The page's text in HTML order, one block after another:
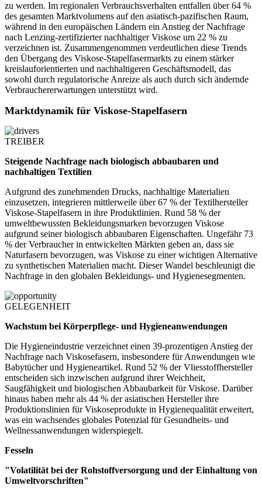
zu werden. Im regionalen Verbrauchsverhalten entfallen über 64 %
des gesamten Marktvolumens auf den asiatisch-pazifischen Raum,
während in den europäischen Ländern ein Anstieg der Nachfrage
nach Lenzing-zertifizierter nachhaltiger Viskose um 22 % zu
verzeichnen ist. Zusammengenommen verdeutlichen diese Trends
den Übergang des Viskose-Stapelfasermarkts zu einem stärker
kreislauforientierten und nachhaltigeren Geschäftsmodell, das
sowohl durch regulatorische Anreize als auch durch sich ändernde
Verbrauchererwartungen unterstützt wird.
Marktdynamik für Viskose-Stapelfasern
TREIBER
Steigende Nachfrage nach biologisch abbaubaren und
nachhaltigen Textilien
Aufgrund des zunehmenden Drucks, nachhaltige Materialien
einzusetzen, integrieren mittlerweile über 67 % der Textilhersteller
Viskose-Stapelfasern in ihre Produktlinien. Rund 58 % der
umweltbewussten Bekleidungsmarken bevorzugen Viskose
aufgrund seiner biologisch abbaubaren Eigenschaften. Ungefähr 73
% der Verbraucher in entwickelten Märkten geben an, dass sie
Naturfasern bevorzugen, was Viskose zu einer wichtigen Alternative
zu synthetischen Materialien macht. Dieser Wandel beschleunigt die
Nachfrage in den globalen Bekleidungs- und Hygienesegmenten.
GELEGENHEIT
Wachstum bei Körperpflege- und Hygieneanwendungen
Die Hygieneindustrie verzeichnet einen 39-prozentigen Anstieg der
Nachfrage nach Viskosefasern, insbesondere für Anwendungen wie
Babytücher und Hygieneartikel. Rund 52 % der Vliesstoffhersteller
entscheiden sich inzwischen aufgrund ihrer Weichheit,
Saugfähigkeit und biologischen Abbaubarkeit für Viskose. Darüber
hinaus haben mehr als 44 % der asiatischen Hersteller ihre
Produktionslinien für Viskoseprodukte in Hygienequalität erweitert,
was ein wachsendes globales Potenzial für Gesundheits- und
Wellnessanwendungen widerspiegelt.
Fesseln
"Volatilität bei der Rohstoffversorgung und der Einhaltung von
Umweltvorschriften"